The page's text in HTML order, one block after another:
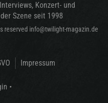
Konzert- und
Szene seit 1998
reserved info@twilight-magazin.de
Impressum
•